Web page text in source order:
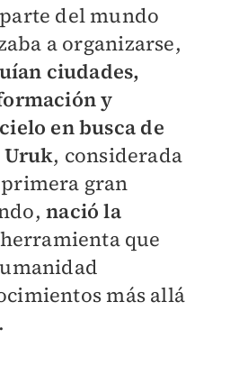
del mundo
a organizarse,
ciudades,
y
en busca de
Uruk, considerada
gran
nació la
que
más allá